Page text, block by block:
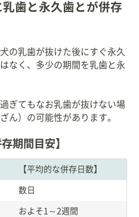
歯と永久歯とが併存
の乳歯が抜けた後にすぐ永久
なく、多少の期間を乳歯と永
ぎてもなお乳歯が抜けない場
ん）の可能性があります。
期間目安】
【平均的な併存日数】
数日
およそ1～2週間